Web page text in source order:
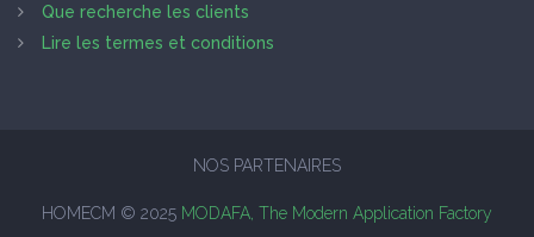
Que recherche les clients
Lire les termes et conditions
NOS PARTENAIRES
HOMECM © 2025 MODAFA, The Modern Application Factory